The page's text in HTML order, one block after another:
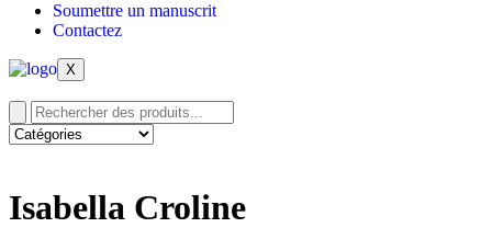
Soumettre un manuscrit
Contactez
X
Isabella Croline